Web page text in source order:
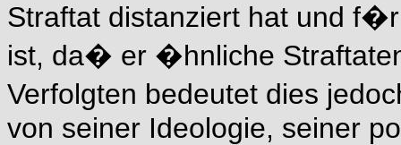
Straftat distanziert hat und
ist, da� er �hnliche
Verfolgten bedeutet dies
von seiner Ideologie, seiner